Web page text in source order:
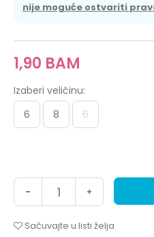
nije moguće ostvariti
1,90 BAM
Izaberi veličinu:
6 8 6
Sačuvajte u listi želja